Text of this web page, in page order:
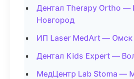
Дентал Therapy Ortho —
Новгород
ИП Laser MedArt — Омск
Дентал Kids Expert —
МедЦентр Lab Stoma —